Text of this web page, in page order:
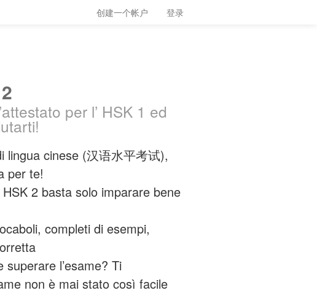
创建一个帐户 登录
per l’ HSK 1 ed
lingua cinese (汉语水平考试),
per te!
2 basta solo imparare bene
completi di esempi,
l’esame? Ti
non è mai stato così facile